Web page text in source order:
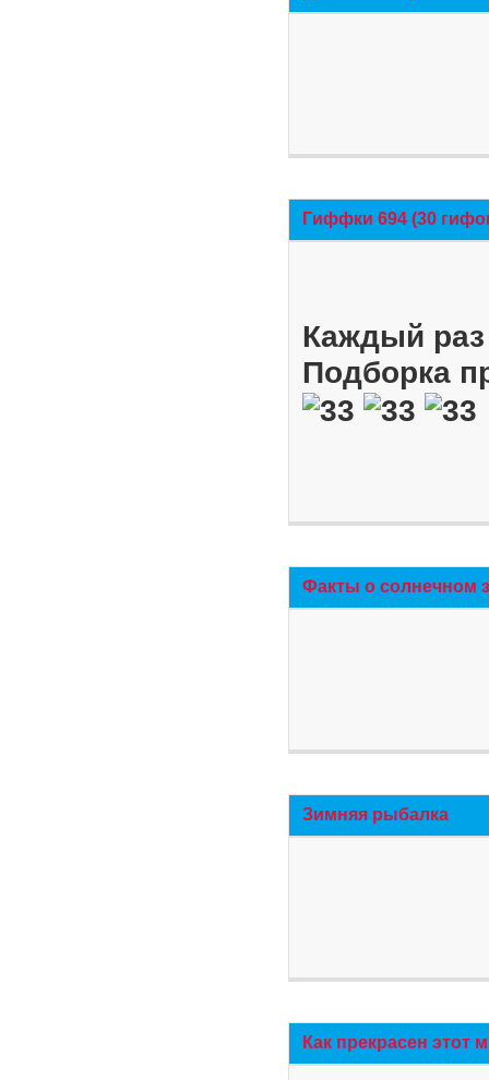
Гиффки 694 (30
Каждый
Подборка
Факты о солнечном
Зимняя рыбалка
Как прекрасен этот